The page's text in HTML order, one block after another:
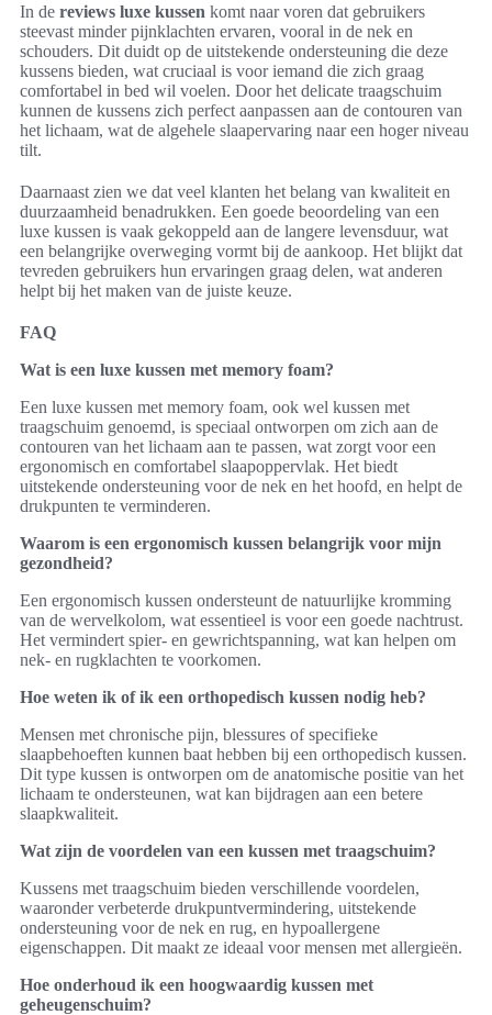
In de reviews luxe kussen komt naar voren dat gebruikers
steevast minder pijnklachten ervaren, vooral in de nek en
schouders. Dit duidt op de uitstekende ondersteuning die deze
kussens bieden, wat cruciaal is voor iemand die zich graag
comfortabel in bed wil voelen. Door het delicate traagschuim
kunnen de kussens zich perfect aanpassen aan de contouren van
het lichaam, wat de algehele slaapervaring naar een hoger niveau
tilt.
Daarnaast zien we dat veel klanten het belang van kwaliteit en
duurzaamheid benadrukken. Een goede beoordeling van een
luxe kussen is vaak gekoppeld aan de langere levensduur, wat
een belangrijke overweging vormt bij de aankoop. Het blijkt dat
tevreden gebruikers hun ervaringen graag delen, wat anderen
helpt bij het maken van de juiste keuze.
FAQ
Wat is een luxe kussen met memory foam?
Een luxe kussen met memory foam, ook wel kussen met
traagschuim genoemd, is speciaal ontworpen om zich aan de
contouren van het lichaam aan te passen, wat zorgt voor een
ergonomisch en comfortabel slaapoppervlak. Het biedt
uitstekende ondersteuning voor de nek en het hoofd, en helpt de
drukpunten te verminderen.
Waarom is een ergonomisch kussen belangrijk voor mijn
gezondheid?
Een ergonomisch kussen ondersteunt de natuurlijke kromming
van de wervelkolom, wat essentieel is voor een goede nachtrust.
Het vermindert spier- en gewrichtspanning, wat kan helpen om
nek- en rugklachten te voorkomen.
Hoe weten ik of ik een orthopedisch kussen nodig heb?
Mensen met chronische pijn, blessures of specifieke
slaapbehoeften kunnen baat hebben bij een orthopedisch kussen.
Dit type kussen is ontworpen om de anatomische positie van het
lichaam te ondersteunen, wat kan bijdragen aan een betere
slaapkwaliteit.
Wat zijn de voordelen van een kussen met traagschuim?
Kussens met traagschuim bieden verschillende voordelen,
waaronder verbeterde drukpuntvermindering, uitstekende
ondersteuning voor de nek en rug, en hypoallergene
eigenschappen. Dit maakt ze ideaal voor mensen met allergieën.
Hoe onderhoud ik een hoogwaardig kussen met
geheugenschuim?